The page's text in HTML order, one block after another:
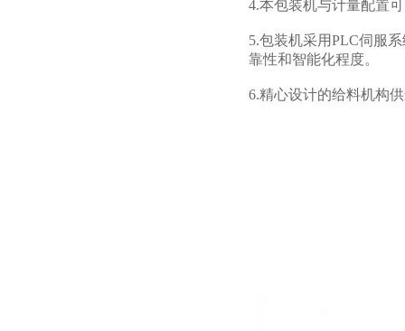
4.本包装机与计量配置
5.包装机采用PLC伺服
靠性和智能化程度。
6.精心设计的给料机构